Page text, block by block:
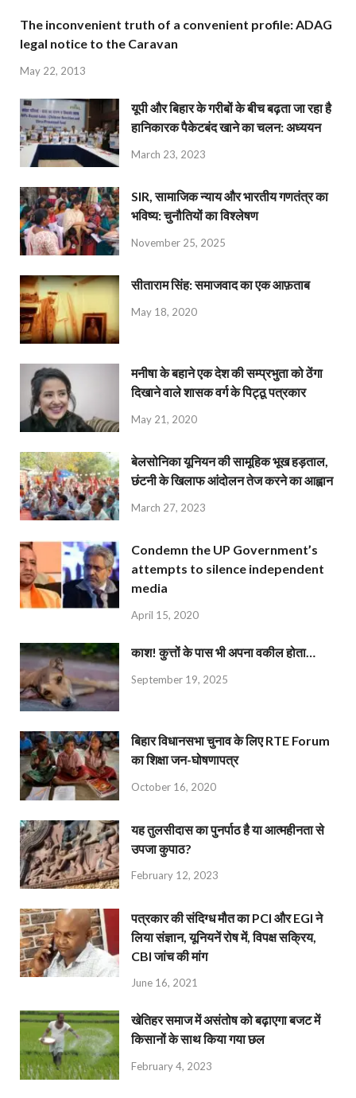
The inconvenient truth of a convenient profile: ADAG
legal notice to the Caravan
May 22, 2013
यूपी और बिहार के गरीबों के बीच बढ़ता जा रहा है
हानिकारक पैकेटबंद खाने का चलन: अध्ययन
March 23, 2023
SIR, सामाजिक न्याय और भारतीय गणतंत्र का
भविष्य: चुनौतियों का विश्लेषण
November 25, 2025
सीताराम सिंह: समाजवाद का एक आफ़ताब
May 18, 2020
मनीषा के बहाने एक देश की सम्प्रभुता को ठेंगा
दिखाने वाले शासक वर्ग के पिट्ठू पत्रकार
May 21, 2020
बेलसोनिका यूनियन की सामूहिक भूख हड़ताल,
छंटनी के खिलाफ आंदोलन तेज करने का आह्वान
March 27, 2023
Condemn the UP Government’s
attempts to silence independent
media
April 15, 2020
काश! कुत्तों के पास भी अपना वकील होता…
September 19, 2025
बिहार विधानसभा चुनाव के लिए RTE Forum
का शिक्षा जन-घोषणापत्र
October 16, 2020
यह तुलसीदास का पुनर्पाठ है या आत्महीनता से
उपजा कुपाठ?
February 12, 2023
पत्रकार की संदिग्ध मौत का PCI और EGI ने
लिया संज्ञान, यूनियनें रोष में, विपक्ष सक्रिय,
CBI जांच की मांग
June 16, 2021
खेतिहर समाज में असंतोष को बढ़ाएगा बजट में
किसानों के साथ किया गया छल
February 4, 2023